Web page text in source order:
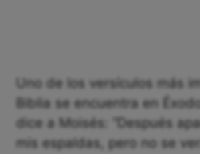
Uno de los versículos más
Biblia se encuentra en
dice a Moisés: “Después
mis espaldas, pero no se